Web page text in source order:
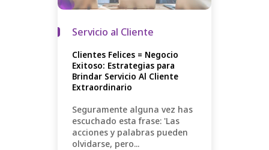
Servicio al Cliente
Clientes Felices = Negocio
Exitoso: Estrategias para
Brindar Servicio Al Cliente
Extraordinario
Seguramente alguna vez has
escuchado esta frase: 'Las
acciones y palabras pueden
olvidarse, pero...